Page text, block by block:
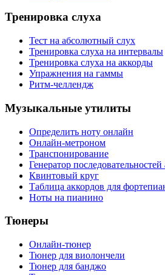
Тренировка слуха
Тест на абсолютный слух
Тренировка слуха на интервалы
Тренировка слуха на аккорды
Упражнения на гаммы
Ритм-челлендж
Музыкальные утилиты
Определить ноту онлайн
Онлайн-метроном
Транспонирование
Генератор последовательностей
Квинтовый круг
Таблица аккордов для
Ноты на пианино
Тюнеры
Онлайн-тюнер
Тюнер для виолончели
Тюнер для банджо